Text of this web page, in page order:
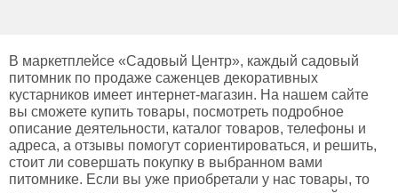
В маркетплейсе «Садовый Центр», каждый садовый
питомник по продаже саженцев декоративных
кустарников имеет интернет-магазин. На нашем сайте
вы сможете купить товары, посмотреть подробное
описание деятельности, каталог товаров, телефоны и
адреса, а отзывы помогут сориентироваться, и решить,
стоит ли совершать покупку в выбранном вами
питомнике. Если вы уже приобретали у нас товары, то